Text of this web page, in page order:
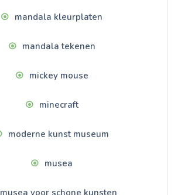
mandala kleurplaten
mandala tekenen
mickey mouse
minecraft
moderne kunst museum
musea